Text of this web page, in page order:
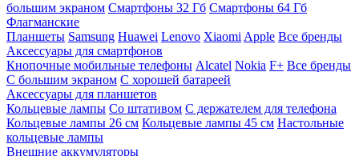
большим экраном Смартфоны 32 Гб Смартфоны 64 Гб
Флагманские
Планшеты Samsung Huawei Lenovo Xiaomi Apple Все бренды
Аксессуары для смартфонов
Кнопочные мобильные телефоны Alcatel Nokia F+ Все бренды
С большим экраном С хорошей батареей
Аксессуары для планшетов
Кольцевые лампы Со штативом C держателем для телефона
Кольцевые лампы 26 см Кольцевые лампы 45 см Настольные
кольцевые лампы
Внешние аккумуляторы